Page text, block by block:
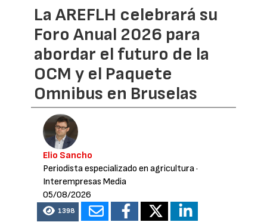
La AREFLH celebrará su
Foro Anual 2026 para
abordar el futuro de la
OCM y el Paquete
Omnibus en Bruselas
Elio Sancho
Periodista especializado en agricultura·
Interempresas Media
05/08/2026
1398